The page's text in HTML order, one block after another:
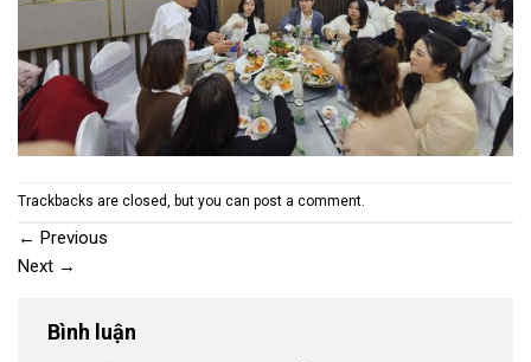
Trackbacks are closed, but you can post a comment.
← Previous
Next →
Bình luận